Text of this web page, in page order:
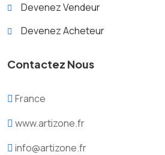
Devenez Vendeur
Devenez Acheteur
Contactez Nous
France
www.artizone.fr
info@artizone.fr